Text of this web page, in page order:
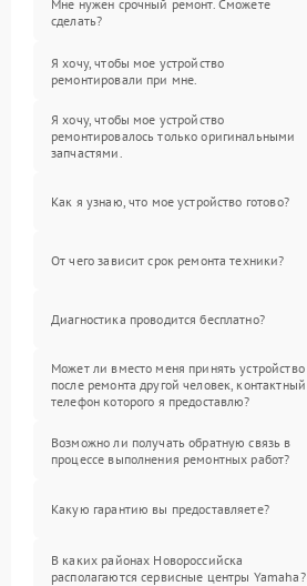
Мне нужен срочный ремонт. Сможете
сделать?
Я хочу, чтобы мое устройство
ремонтировали при мне.
Я хочу, чтобы мое устройство
ремонтировалось только оригинальными
запчастями.
Как я узнаю, что мое устройство готово?
От чего зависит срок ремонта техники?
Диагностика проводится бесплатно?
Может ли вместо меня принять устройство
после ремонта другой человек, контактный
телефон которого я предоставлю?
Возможно ли получать обратную связь в
процессе выполнения ремонтных работ?
Какую гарантию вы предоставляете?
В каких районах Новороссийска
располагаются сервисные центры Yamaha?